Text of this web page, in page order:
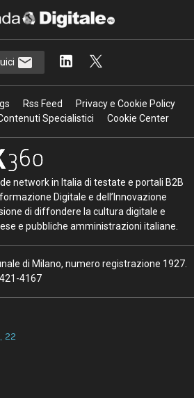
Rss Feed
Privacy e Cookie Policy
Specialistici
Cookie Center
network in Italia di testate e portali B2B
Digitale e dell’Innovazione
di diffondere la cultura digitale e
e pubbliche amministrazioni italiane.
di Milano, numero registrazione 1927.
4167
22